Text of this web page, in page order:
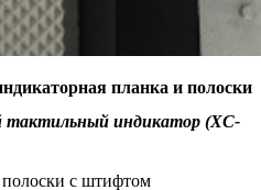
планка и полоски
тактильный индикатор (XC-
с штифтом